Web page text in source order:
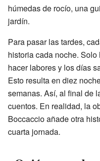
húmedas de rocío, una
jardín.
Para pasar las tardes,
historia cada noche.
hacer labores y los días
Esto resulta en diez
semanas. Así, al final de
cuentos. En realidad, la
Boccaccio añade otra
cuarta jornada.